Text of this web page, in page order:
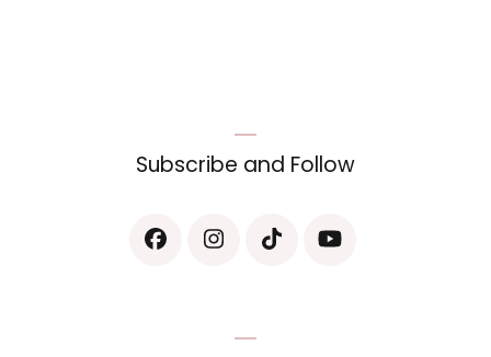
Subscribe and Follow